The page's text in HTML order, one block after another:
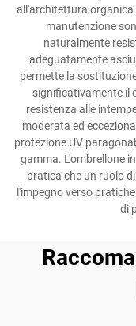
all'architettura organica
manutenzione
naturalmente
adeguatamente
permette la
significativamente il
resistenza alle
moderata ed
protezione UV
gamma. L'ombrellone
pratica che un ruolo
l'impegno verso
di